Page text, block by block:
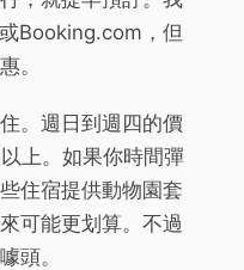
Booking.com，但
。
。週日到週四的價
上。如果你時間彈
住宿提供動物園套
可能更划算。不過
頭。